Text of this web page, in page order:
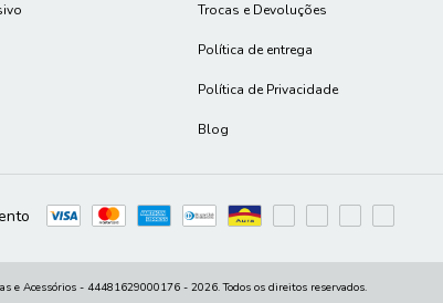
Trocas e Devoluções
Política de entrega
Política de Privacidade
Blog
e Acessórios - 44481629000176 - 2026. Todos os direitos reservados.